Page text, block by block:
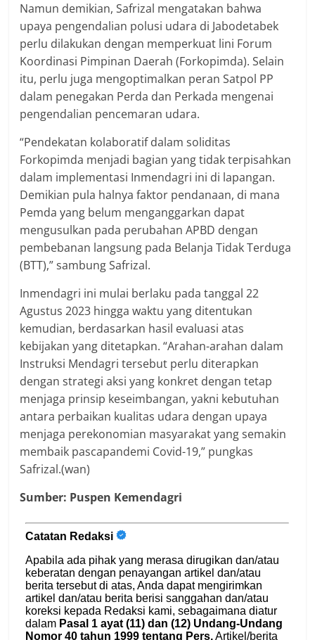
Namun demikian, Safrizal mengatakan bahwa
upaya pengendalian polusi udara di Jabodetabek
perlu dilakukan dengan memperkuat lini Forum
Koordinasi Pimpinan Daerah (Forkopimda). Selain
itu, perlu juga mengoptimalkan peran Satpol PP
dalam penegakan Perda dan Perkada mengenai
pengendalian pencemaran udara.
“Pendekatan kolaboratif dalam soliditas
Forkopimda menjadi bagian yang tidak terpisahkan
dalam implementasi Inmendagri ini di lapangan.
Demikian pula halnya faktor pendanaan, di mana
Pemda yang belum menganggarkan dapat
mengusulkan pada perubahan APBD dengan
pembebanan langsung pada Belanja Tidak Terduga
(BTT),” sambung Safrizal.
Inmendagri ini mulai berlaku pada tanggal 22
Agustus 2023 hingga waktu yang ditentukan
kemudian, berdasarkan hasil evaluasi atas
kebijakan yang ditetapkan. “Arahan-arahan dalam
Instruksi Mendagri tersebut perlu diterapkan
dengan strategi aksi yang konkret dengan tetap
menjaga prinsip keseimbangan, yakni kebutuhan
antara perbaikan kualitas udara dengan upaya
menjaga perekonomian masyarakat yang semakin
membaik pascapandemi Covid-19,” pungkas
Safrizal.(wan)
Sumber: Puspen Kemendagri